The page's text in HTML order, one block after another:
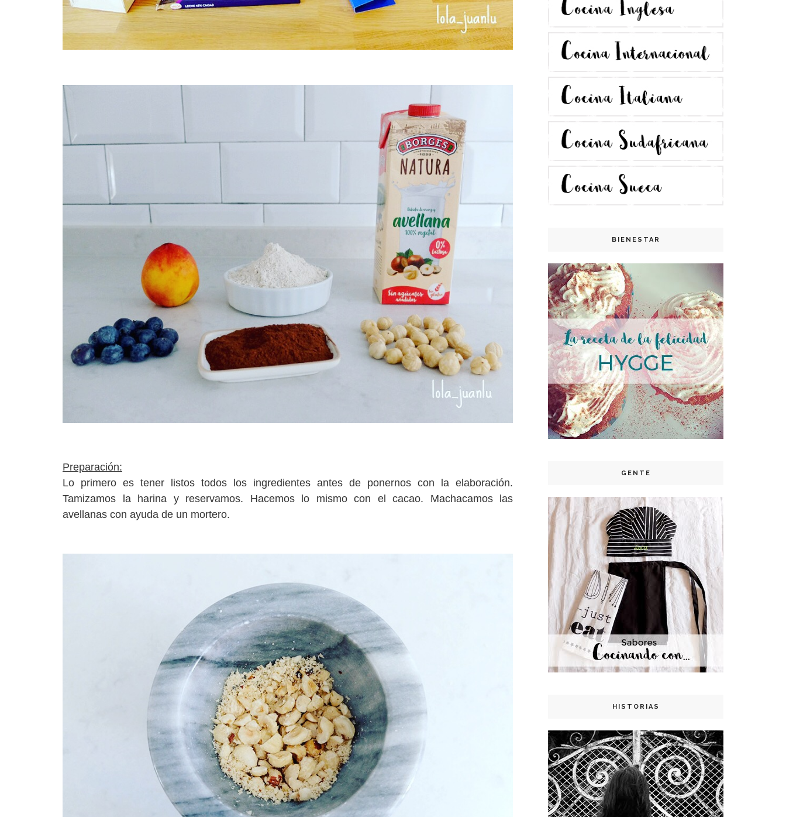
Preparación:
Lo primero es tener listos todos los ingredientes antes de ponernos con la elaboración.
Tamizamos la harina y reservamos. Hacemos lo mismo con el cacao. Machacamos las
avellanas con ayuda de un mortero.
BIENESTAR
GENTE
HISTORIAS